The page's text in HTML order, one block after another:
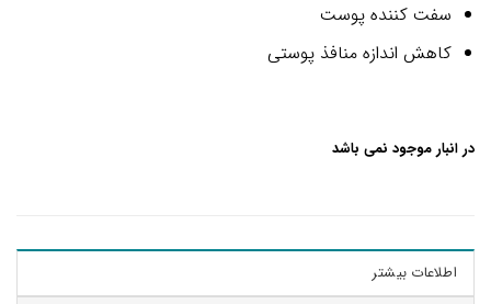
سفت کننده پوست
کاهش اندازه منافذ پوستی
در انبار موجود نمی باشد
اطلاعات بیشتر